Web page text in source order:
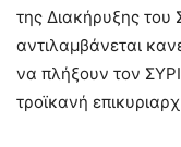
της Διακήρυξης
αντιλαμβάνεται
να πλήξουν τον
τροϊκανή